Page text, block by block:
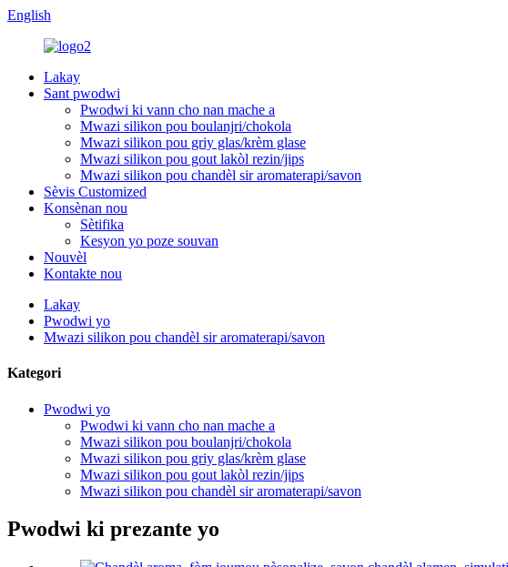
English
Lakay
Sant pwodwi
Pwodwi ki vann cho nan mache a
Mwazi silikon pou boulanjri/chokola
Mwazi silikon pou griy glas/krèm glase
Mwazi silikon pou gout lakòl rezin/jips
Mwazi silikon pou chandèl sir aromaterapi/savon
Sèvis Customized
Konsènan nou
Sètifika
Kesyon yo poze souvan
Nouvèl
Kontakte nou
Lakay
Pwodwi yo
Mwazi silikon pou chandèl sir aromaterapi/savon
Kategori
Pwodwi yo
Pwodwi ki vann cho nan mache a
Mwazi silikon pou boulanjri/chokola
Mwazi silikon pou griy glas/krèm glase
Mwazi silikon pou gout lakòl rezin/jips
Mwazi silikon pou chandèl sir aromaterapi/savon
Pwodwi ki prezante yo